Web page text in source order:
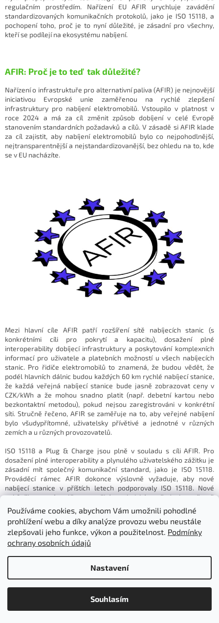
Používáme cookies, abychom Vám umožnili pohodlné
prohlížení webu a díky analýze provozu webu neustále
zlepšovali jeho funkce, výkon a použitelnost. Podmínky
ochrany osobních údajů
Nastavení
Souhlasím
Položky označené "Skladem" expedujeme:
- objednáno do 10:00 ve stejný den
regulačním prostředím. Nařízení EU AFIR urychluje zavádění
standardizovaných komunikačních protokolů, jako je ISO 15118, a
pochopení toho, proč je to nyní důležité, je zásadní pro všechny,
kteří se podílejí na ekosystému nabíjení.
AFIR: Proč je to teď tak důležité?
Nařízení o infrastruktuře pro alternativní paliva (AFIR) je nejnovější
iniciativou Evropské unie zaměřenou na rychlé zlepšení
infrastruktury pro nabíjení elektromobilů. Vstoupilo v platnost v
roce 2024 a má za cíl změnit způsob dobíjení v celé Evropě
stanovením standardních požadavků a cílů. V zásadě si AFIR klade
za cíl zajistit, aby nabíjení elektromobilů bylo co nejpohodlnější,
nejtransparentnější a nejstandardizovanější, bez ohledu na to, kde
se v EU nacházíte.
Mezi hlavní cíle AFIR patří rozšíření sítě nabíjecích stanic (s
konkrétními cíli pro pokrytí a kapacitu), dosažení plné
interoperability dobíjecí infrastruktury a poskytování komplexních
informací pro uživatele a platebních možností u všech nabíjecích
stanic. Pro řidiče elektromobilů to znamená, že budou vědět, že
podél hlavních dálnic budou každých 60 km rychlé nabíjecí stanice,
že každá veřejná nabíjecí stanice bude jasně zobrazovat ceny v
CZK/kWh a že mohou snadno platit (např. debetní kartou nebo
bezkontaktní metodou), pokud nejsou zaregistrováni v konkrétní
síti. Stručně řečeno, AFIR se zaměřuje na to, aby veřejné nabíjení
bylo všudypřítomné, uživatelsky přívětivé a jednotné v různých
zemích a u různých provozovatelů.
ISO 15118 a Plug & Charge jsou plně v souladu s cíli AFIR. Pro
dosažení plné interoperability a plynulého uživatelského zážitku je
zásadní mít společný komunikační standard, jako je ISO 15118.
Prováděcí rámec AFIR dokonce výslovně vyžaduje, aby nové
nabíjecí stanice v příštích letech podporovaly ISO 15118. Nové
nabíječky musí splňovat určité technické požadavky, včetně
podpory ISO 15118 a Plug & Charge, aby bylo zajištěno bezpečné a
standardizované nabíjení. Nařízení a jeho delegované akty stanoví,
že:
Od ledna 2026 musí všechny nově instalované veřejné střídavé
by měla být schopna automatické autentizace a fakturace
elektromobilů. Cílem je, aby řidiči mohli přijet k jakékoli nové stanici
a jednoduše se připojit k nabíjení, čímž se zlepší pohodlí a odstraní
překážky mezi různými nabíjecími sítěmi. Tyto nabíječky musí také
splňovat určité technické požadavky, aby byla zaručena